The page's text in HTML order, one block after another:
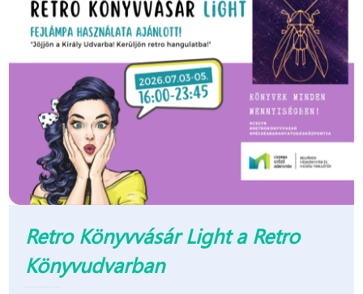
Retro Könyvvásár Light a Retro
Könyvudvarban